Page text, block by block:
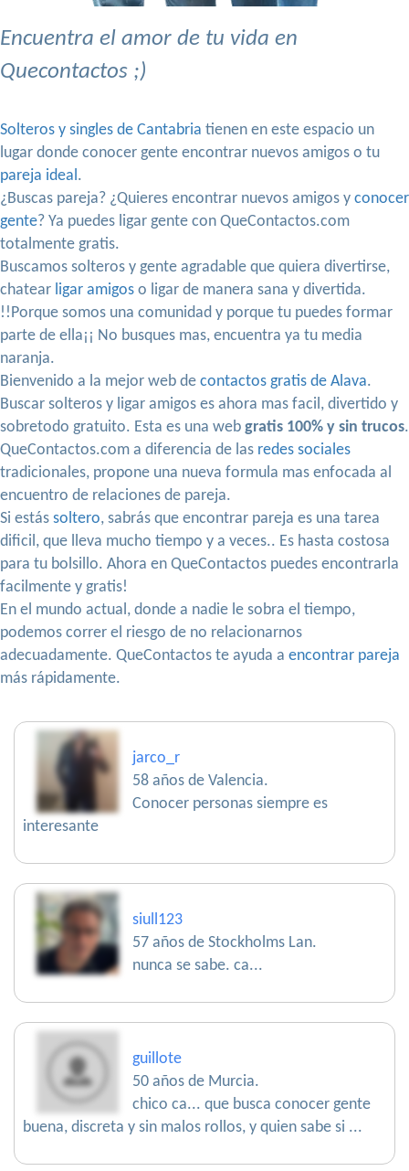
Encuentra el amor de tu vida en
Quecontactos ;)
Solteros y singles de Cantabria tienen en este espacio un
lugar donde conocer gente encontrar nuevos amigos o tu
pareja ideal.
¿Buscas pareja? ¿Quieres encontrar nuevos amigos y conocer
gente? Ya puedes ligar gente con QueContactos.com
totalmente gratis.
Buscamos solteros y gente agradable que quiera divertirse,
chatear ligar amigos o ligar de manera sana y divertida.
!!Porque somos una comunidad y porque tu puedes formar
parte de ella¡¡ No busques mas, encuentra ya tu media
naranja.
Bienvenido a la mejor web de contactos gratis de Alava.
Buscar solteros y ligar amigos es ahora mas facil, divertido y
sobretodo gratuito. Esta es una web gratis 100% y sin trucos.
QueContactos.com a diferencia de las redes sociales
tradicionales, propone una nueva formula mas enfocada al
encuentro de relaciones de pareja.
Si estás soltero, sabrás que encontrar pareja es una tarea
dificil, que lleva mucho tiempo y a veces.. Es hasta costosa
para tu bolsillo. Ahora en QueContactos puedes encontrarla
facilmente y gratis!
En el mundo actual, donde a nadie le sobra el tiempo,
podemos correr el riesgo de no relacionarnos
adecuadamente. QueContactos te ayuda a encontrar pareja
más rápidamente.
jarco_r
58 años de Valencia.
Conocer personas siempre es
interesante
siull123
57 años de Stockholms Lan.
nunca se sabe. ca...
guillote
50 años de Murcia.
chico ca... que busca conocer gente
buena, discreta y sin malos rollos, y quien sabe si ...